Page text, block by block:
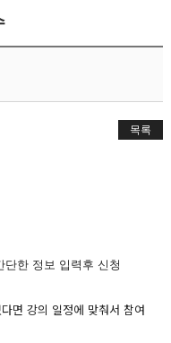
목록
한 정보 입력후 신청
면 강의 일정에 맞춰서 참여